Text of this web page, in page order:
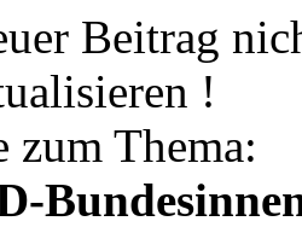
Beitrag
!
zum Thema: